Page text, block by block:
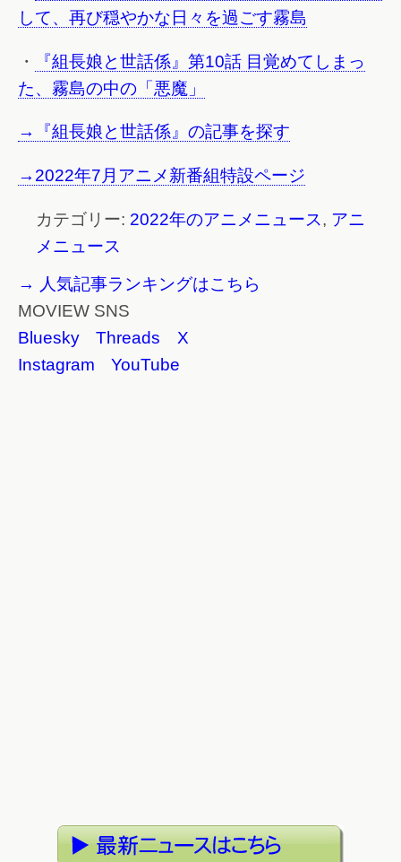
して、再び穏やかな日々を過ごす霧島
・
『組長娘と世話係』第10話 目覚めてしまっ
た、霧島の中の「悪魔」
→『組長娘と世話係』の記事を探す
→2022年7月アニメ新番組特設ページ
カテゴリー: 2022年のアニメニュース, アニ
メニュース
→ 人気記事ランキングはこちら
MOVIEW SNS
Bluesky
Threads
X
Instagram
YouTube